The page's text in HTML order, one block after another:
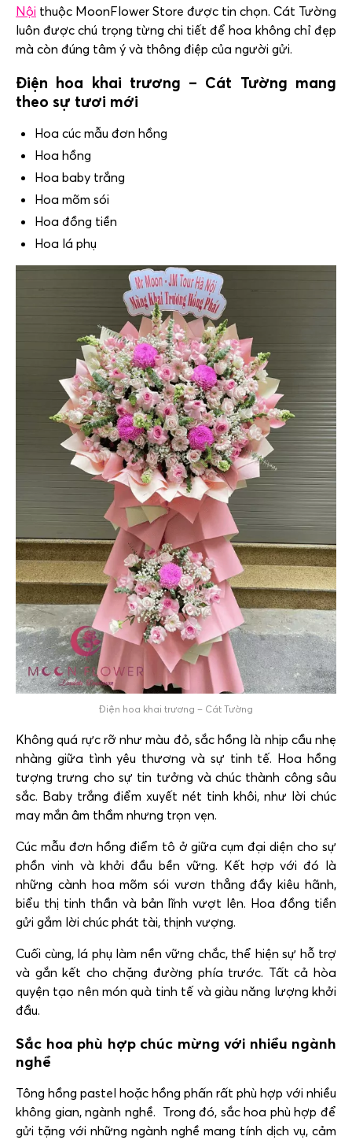
Nội thuộc MoonFlower Store được tin chọn. Cát Tường
luôn được chú trọng từng chi tiết để hoa không chỉ đẹp
mà còn đúng tâm ý và thông điệp của người gửi.
Điện hoa khai trương – Cát Tường mang
theo sự tươi mới
Hoa cúc mẫu đơn hồng
Hoa hồng
Hoa baby trắng
Hoa mõm sói
Hoa đồng tiền
Hoa lá phụ
Điện hoa khai trương – Cát Tường
Không quá rực rỡ như màu đỏ, sắc hồng là nhịp cầu nhẹ
nhàng giữa tình yêu thương và sự tinh tế. Hoa hồng
tượng trưng cho sự tin tưởng và chúc thành công sâu
sắc. Baby trắng điểm xuyết nét tinh khôi, như lời chúc
may mắn âm thầm nhưng trọn vẹn.
Cúc mẫu đơn hồng điểm tô ở giữa cụm đại diện cho sự
phồn vinh và khởi đầu bền vững. Kết hợp với đó là
những cành hoa mõm sói vươn thẳng đầy kiêu hãnh,
biểu thị tinh thần và bản lĩnh vượt lên. Hoa đồng tiền
gửi gắm lời chúc phát tài, thịnh vượng.
Cuối cùng, lá phụ làm nền vững chắc, thể hiện sự hỗ trợ
và gắn kết cho chặng đường phía trước. Tất cả hòa
quyện tạo nên món quà tinh tế và giàu năng lượng khởi
đầu.
Sắc hoa phù hợp chúc mừng với nhiều ngành
nghề
Tông hồng pastel hoặc hồng phấn rất phù hợp với nhiều
không gian, ngành nghề. Trong đó, sắc hoa phù hợp để
gửi tặng với những ngành nghề mang tính dịch vụ, cảm